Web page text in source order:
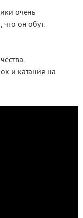
очень
он обут.
и катания на